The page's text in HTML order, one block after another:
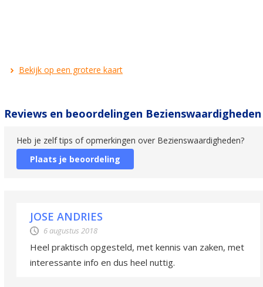
Bekijk op een grotere kaart
Reviews en beoordelingen Bezienswaardigheden
Heb je zelf tips of opmerkingen over Bezienswaardigheden?
Plaats je beoordeling
JOSE ANDRIES
6 augustus 2018
Heel praktisch opgesteld, met kennis van zaken, met
interessante info en dus heel nuttig.